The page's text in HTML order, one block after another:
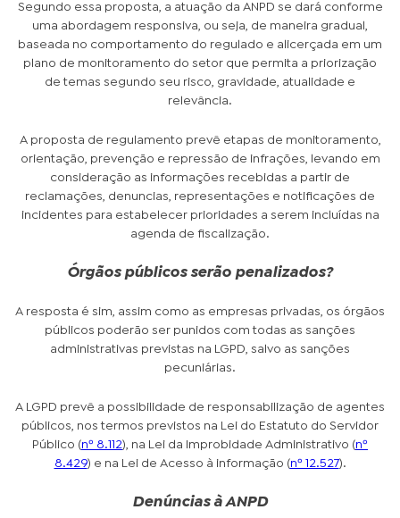
Segundo essa proposta, a atuação da ANPD se dará conforme
uma abordagem responsiva, ou seja, de maneira gradual,
baseada no comportamento do regulado e alicerçada em um
plano de monitoramento do setor que permita a priorização
de temas segundo seu risco, gravidade, atualidade e
relevância.
A proposta de regulamento prevê etapas de monitoramento,
orientação, prevenção e repressão de infrações, levando em
consideração as informações recebidas a partir de
reclamações, denuncias, representações e notificações de
incidentes para estabelecer prioridades a serem incluídas na
agenda de fiscalização.
Órgãos públicos serão penalizados?
A resposta é sim, assim como as empresas privadas, os órgãos
públicos poderão ser punidos com todas as sanções
administrativas previstas na LGPD, salvo as sanções
pecuniárias.
A LGPD prevê a possibilidade de responsabilização de agentes
públicos, nos termos previstos na Lei do Estatuto do Servidor
Público (nº 8.112), na Lei da Improbidade Administrativo (nº
8.429) e na Lei de Acesso à informação (nº 12.527).
Denúncias à ANPD